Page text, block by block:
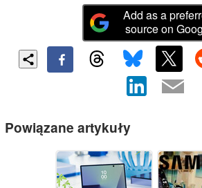
Add as a
source on
Powiązane artykuły